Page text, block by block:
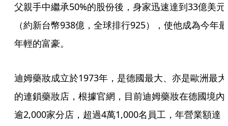
父親手中繼承50%的股份後，身家迅速達到33億美元
（約新台幣938億，全球排行925），使他成為今年最
年輕的富豪。
迪姆藥妝成立於1973年，是德國最大、亦是歐洲最大
的連鎖藥妝店，根據官網，目前迪姆藥妝在德國境內
逾2,000家分店，超過4萬1,000名員工，年營業額達